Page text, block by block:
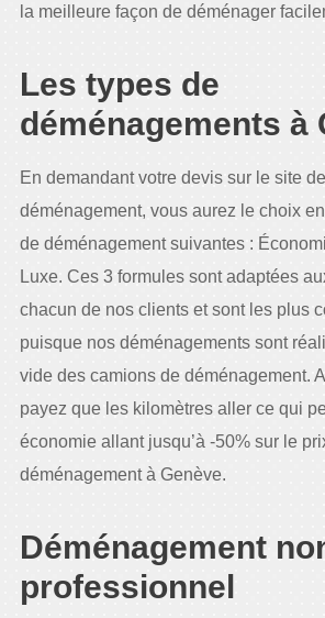
la meilleure façon de déménager
Les types de
déménagements à
En demandant votre devis sur le site
déménagement, vous aurez le choix
de déménagement suivantes :
Luxe. Ces 3 formules sont adaptées
chacun de nos clients et sont les plus
puisque nos déménagements sont
vide des camions de déménagement.
payez que les kilomètres aller ce qui
économie allant jusqu’à -50% sur le
déménagement à Genève.
Déménagement
professionnel